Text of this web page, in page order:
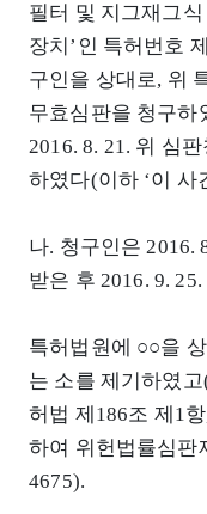
필터 및 지그재그
장치’인 특허번호
구인을 상대로, 위
무효심판을 청구하
2016. 8. 21. 위 심
하였다(이하 ‘이 사
나. 청구인은 2016.
받은 후 2016. 9. 25.
특허법원에 ○○을
는 소를 제기하였
허법 제186조 제1
하여 위헌법률심판
4675).